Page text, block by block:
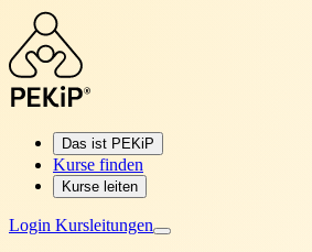
Das ist PEKiP
Kurse finden
Kurse leiten
Login Kursleitungen